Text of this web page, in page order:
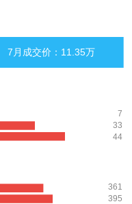
7月成交价：11.35万
7
33
44
361
395